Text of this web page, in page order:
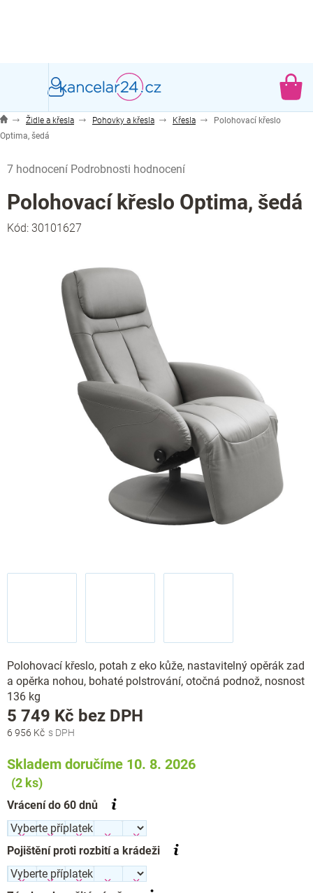
Židle a křesla Pohovky a křesla Křesla
Polohovací křeslo
Optima, šedá
hodnocení
produktu
je
5,0
7 hodnocení Podrobnosti hodnocení
Polohovací křeslo Optima, šedá
Kód: 30101627
Polohovací křeslo, potah z eko kůže, nastavitelný opěrák zad
a opěrka nohou, bohaté polstrování, otočná podnož, nosnost
136 kg
6 956 Kč
5 749 Kč bez DPH
Skladem doručíme 10. 8. 2026
(2 ks)
Vrácení do 60 dnů
Pojištění proti rozbití a krádeži